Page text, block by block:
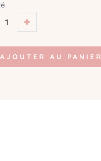
AJOUTER AU PANIER